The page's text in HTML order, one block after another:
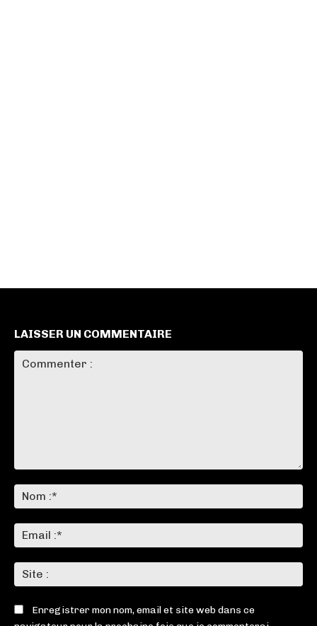
LAISSER UN COMMENTAIRE
:*
:*
:
Enregistrer mon nom, email et site web dans ce